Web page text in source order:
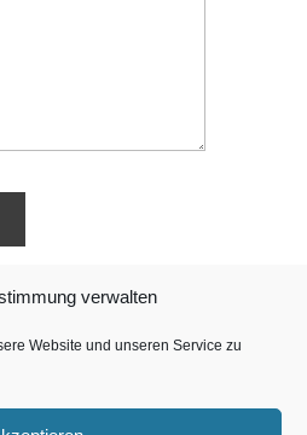
verwalten
Website und unseren Service zu